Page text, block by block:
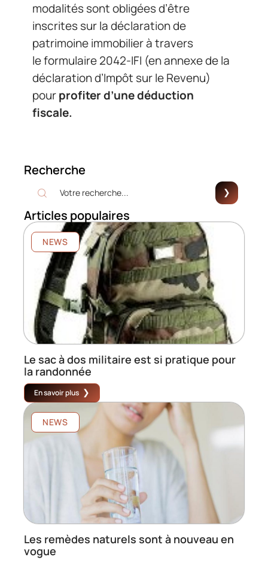
modalités sont obligées d’être
inscrites sur la déclaration de
patrimoine immobilier à travers
le formulaire 2042-IFI (en annexe de la
déclaration d’Impôt sur le Revenu)
pourprofiter d’une déduction
fiscale.
Recherche
Articles populaires
NEWS
Le sac à dos militaire est si pratique pour
la randonnée
En savoir plus
NEWS
Les remèdes naturels sont à nouveau en
vogue